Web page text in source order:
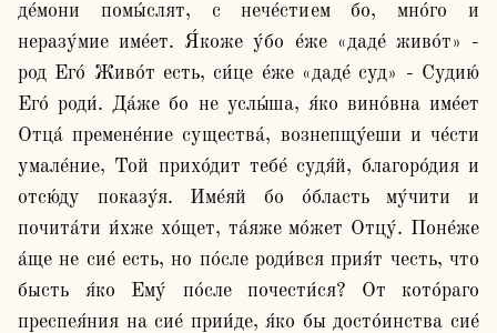
де́мони помы́слят, с нече́стием бо, мно́го и
неразу́мие име́ет. Я́коже у́бо е́же «даде́ живо́т» -
род Его́ Живо́т есть, си́це е́же «даде́ суд» - Судию́
Его́ роди́. Да́же бо не услы́ша, я́ко вино́вна име́ет
Отца́ премене́ние существа́, вознепщу́еши и че́сти
умале́ние, Той прихо́дит тебе́ судя́й, благоро́дия и
отсю́ду показу́я. Име́яй бо о́бласть му́чити и
почита́ти и́хже хо́щет, та́яже мо́жет Отцу́. Поне́же
а́ще не сие́ есть, но по́сле роди́вся прия́т честь, что
бысть я́ко Ему́ по́сле почести́ся? От кото́раго
преспея́ния на сие́ прии́де, я́ко бы досто́инства сие́